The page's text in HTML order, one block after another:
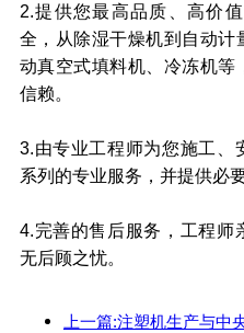
2.提供您最高品质、高价
全，从除湿干燥机到自动计
动真空式填料机、冷冻机等
信赖。
3.由专业工程师为您施工、
系列的专业服务，并提供必
4.完善的售后服务，工程师
无后顾之忧。
上一篇:注塑机生产与中